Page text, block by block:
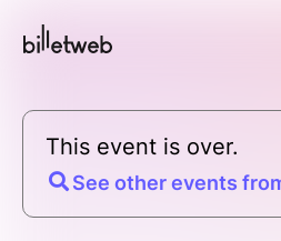
This event is over.
See other events